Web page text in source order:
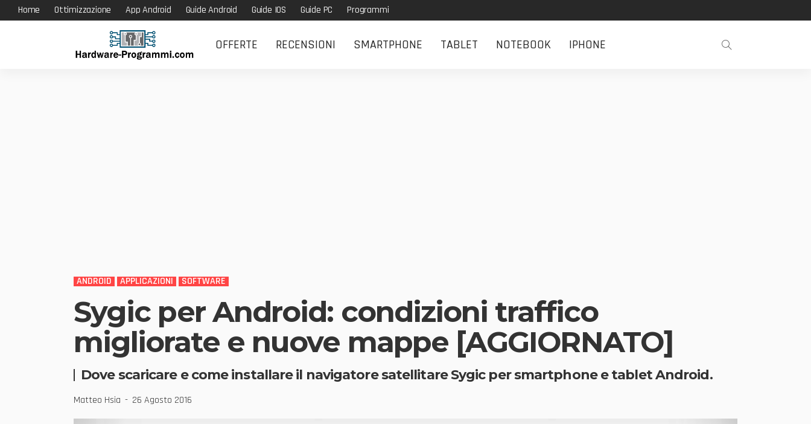
Home Ottimizzazione App Android Guide Android Guide IOS Guide PC Programmi
OFFERTE RECENSIONI SMARTPHONE TABLET NOTEBOOK IPHONE
ANDROID APPLICAZIONI SOFTWARE
Sygic per Android: condizioni traffico
migliorate e nuove mappe [AGGIORNATO]
Dove scaricare e come installare il navigatore satellitare Sygic per smartphone e tablet Android.
Matteo Hsia 26 Agosto 2016